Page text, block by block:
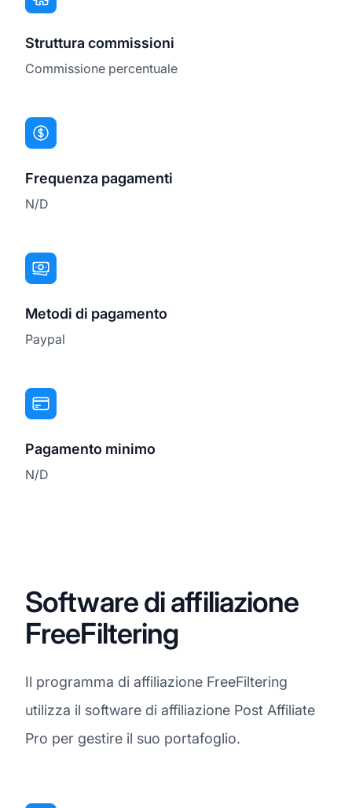
Struttura commissioni
Commissione percentuale
Frequenza pagamenti
N/D
Metodi di pagamento
Paypal
Pagamento minimo
N/D
Software di affiliazione
FreeFiltering
Il programma di affiliazione FreeFiltering
utilizza il software di affiliazione Post Affiliate
Pro per gestire il suo portafoglio.